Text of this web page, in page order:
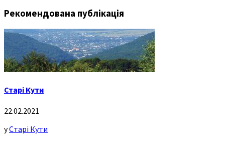
Рекомендована публікація
Старі Кути
22.02.2021
уСтарі Кути